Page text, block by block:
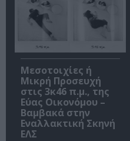
Μεσοτοιχίες ή
Μικρή Προσευχή
στις 3κ46 π.μ., της
Εύας Οικονόμου –
Βαμβακά στην
Εναλλακτική Σκηνή
ΕΛΣ